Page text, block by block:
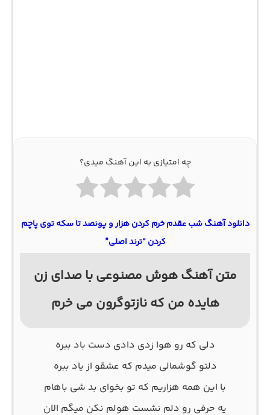
چه امتیازی به این آهنگ میدی؟
دانلود آهنگ شب عقدم خرم کردن هزار و پونصد تا سکه توی پاچم
کردن “ترند اصلی”
متن آهنگ هوش مصنوعی با صدای زن
هایده من که نازتوگرون می خرم
دلی که رو هوا زدی دادی دست باد ببره
دلتو گوشمالی میدم که عشقو از یاد ببره
با این همه هزاریم که تو بخوای بد شی باهام
یه حرفی رو دلم نشست هولم نکن میگم الان